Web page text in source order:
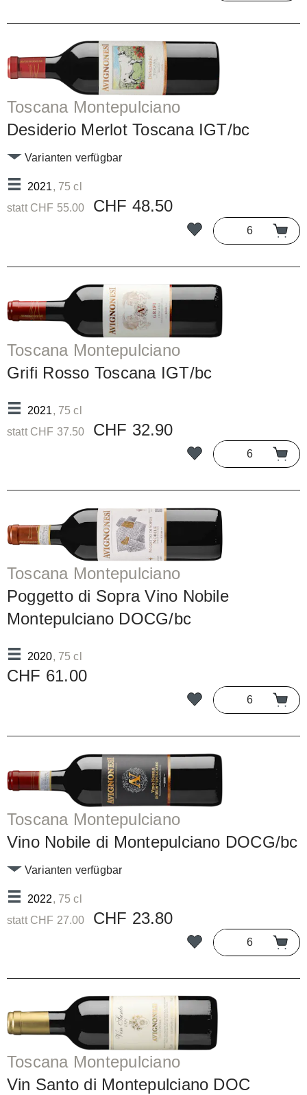
Toscana Montepulciano
Desiderio Merlot Toscana IGT/bc
2021, 75 cl
Varianten verfügbar
statt CHF 55.00 CHF 48.50
Toscana Montepulciano
Grifi Rosso Toscana IGT/bc
2021, 75 cl
statt CHF 37.50
CHF 32.90
Toscana Montepulciano
Poggetto di Sopra Vino Nobile
Montepulciano DOCG/bc
2020, 75 cl
CHF 61.00
Toscana Montepulciano
Vino Nobile di Montepulciano DOCG/bc
2022, 75 cl
Varianten verfügbar
statt CHF 27.00 CHF 23.80
Toscana Montepulciano
Vin Santo di Montepulciano DOC